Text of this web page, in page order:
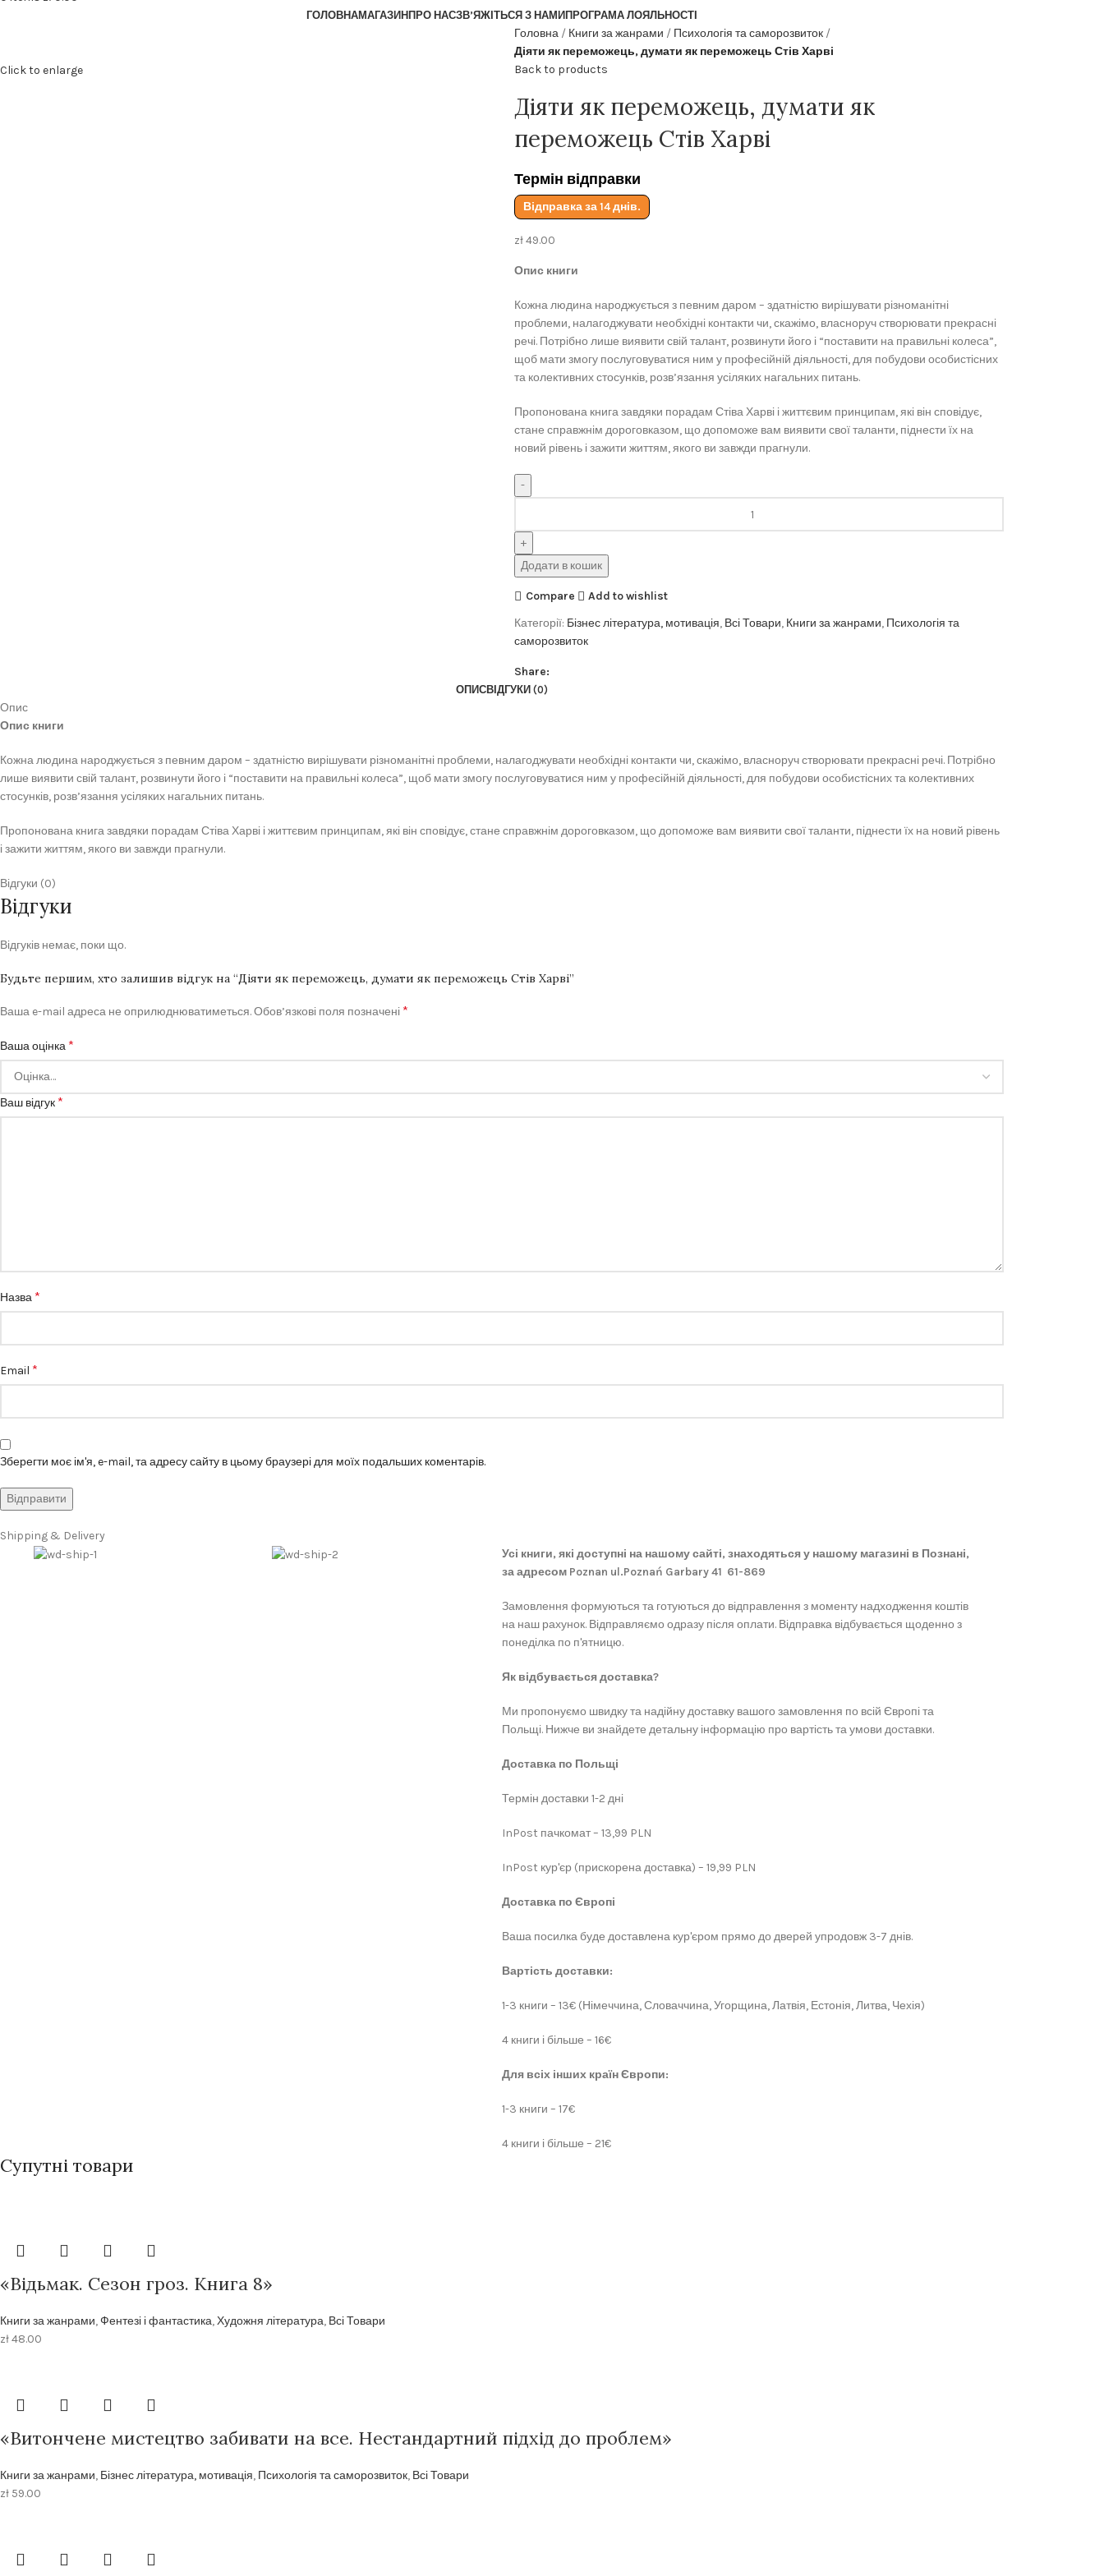
ГОЛОВНАМАГАЗИН ПРО НАСЗВ’ЯЖІТЬСЯ З НАМИ ПРОГРАМА ЛОЯЛЬНОСТІ
Click to enlarge
Головна Книги за жанрами
Психологія та саморозвиток
Діяти як переможець, думати як переможець Стів Харві
Back to products
Діяти як переможець, думати як
переможець Стів Харві
Термін відправки
Відправка за 14 днів.
zł49.00
Опис книги
Кожна людина народжується з певним даром – здатністю вирішувати різноманітні
проблеми, налагоджувати необхідні контакти чи, скажімо, власноруч створювати прекрасні
речі. Потрібно лише виявити свій талант, розвинути його і “поставити на правильні колеса”,
щоб мати змогу послуговуватися ним у професійній діяльності, для побудови особистісних
та колективних стосунків, розв’язання усіляких нагальних питань.
Пропонована книга завдяки порадам Стіва Харві і життєвим принципам, які він сповідує,
стане справжнім дороговказом, що допоможе вам виявити свої таланти, піднести їх на
новий рівень і зажити життям, якого ви завжди прагнули.
Додати в кошик
Compare
Add to wishlist
Категорії: Бізнес література, мотивація, Всі Товари, Книги за жанрами, Психологія та
саморозвиток
Share:
ОПИСВІДГУКИ (0)
Опис
Опис книги
Кожна людина народжується з певним даром – здатністю вирішувати різноманітні проблеми, налагоджувати необхідні контакти чи, скажімо, власноруч створювати прекрасні речі. Потрібно
лише виявити свій талант, розвинути його і “поставити на правильні колеса”, щоб мати змогу послуговуватися ним у професійній діяльності, для побудови особистісних та колективних
стосунків, розв’язання усіляких нагальних питань.
Пропонована книга завдяки порадам Стіва Харві і життєвим принципам, які він сповідує, стане справжнім дороговказом, що допоможе вам виявити свої таланти, піднести їх на новий рівень
і зажити життям, якого ви завжди прагнули.
Відгуки (0)
Відгуки
Відгуків немає, поки що.
Будьте першим, хто залишив відгук на “Діяти як переможець, думати як переможець Стів Харві”
Ваша e-mail адреса не оприлюднюватиметься.Обов’язкові поля позначені *
Ваша оцінка *
Ваш відгук *
Назва *
Email *
Зберегти моє ім'я, e-mail, та адресу сайту в цьому браузері для моїх подальших коментарів.
Shipping & Delivery
Усі книги, які доступні на нашому сайті, знаходяться у нашому магазині в Познані,
за адресом Poznan ul.Poznań Garbary 41 61-869
Замовлення формуються та готуються до відправлення з моменту надходження коштів
на наш рахунок. Відправляємо одразу після оплати. Відправка відбувається щоденно з
понеділка по п'ятницю.
Як відбувається доставка?
Ми пропонуємо швидку та надійну доставку вашого замовлення по всій Європі та
Польщі. Нижче ви знайдете детальну інформацію про вартість та умови доставки.
Доставка по Польщі
Термін доставки 1-2 дні
InPost пачкомат – 13,99 PLN
InPost кур'єр (прискорена доставка) – 19,99 PLN
Доставка по Європі
Ваша посилка буде доставлена кур'єром прямо до дверей упродовж 3-7 днів.
Вартість доставки:
1-3 книги – 13€ (Німеччина, Словаччина, Угорщина, Латвія, Естонія, Литва, Чехія)
4 книги і більше – 16€
Для всіх інших країн Європи:
1-3 книги – 17€
4 книги і більше – 21€
Супутні товари
«Відьмак. Сезон гроз. Книга 8»
Книги за жанрами,Фентезі і фантастика,Художня література, Всі Товари
zł48.00
«Витончене мистецтво забивати на все. Нестандартний підхід до проблем»
Книги за жанрами, Бізнес література, мотивація, Психологія та саморозвиток, Всі Товари
zł 59.00